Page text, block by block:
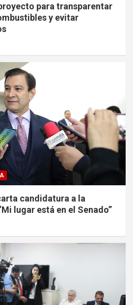
para transparentar
y evitar
candidatura a la
lugar está en el Senado”